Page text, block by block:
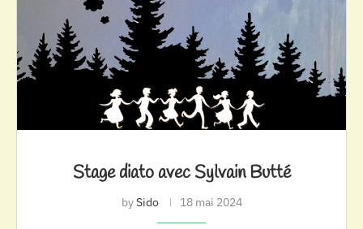
Stage diato avec Sylvain Butté
bySido 18 mai 2024